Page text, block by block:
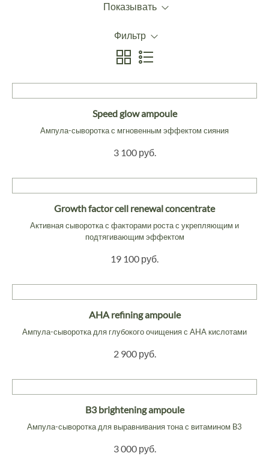
Показывать
Фильтр
Speed glow ampoule
Ампула-сыворотка с мгновенным эффектом сияния
3 100 руб.
Growth factor cell renewal concentrate
Активная сыворотка с факторами роста с укрепляющим и
подтягивающим эффектом
19 100 руб.
AHA refining ampoule
Ампула-сыворотка для глубокого очищения с AHA кислотами
2 900 руб.
B3 brightening ampoule
Ампула-сыворотка для выравнивания тона с витамином B3
3 000 руб.